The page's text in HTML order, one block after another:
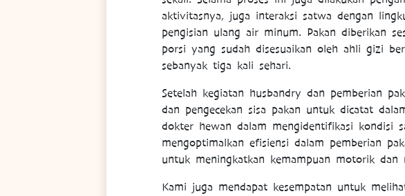
aktivitasnya, juga interaksi satwa dengan
pengisian ulang air minum. Pakan diberikan
porsi yang sudah disesuaikan oleh ahli gizi
sebanyak tiga kali sehari.
Setelah kegiatan husbandry dan pemberian
dan pengecekan sisa pakan untuk dicatat
dokter hewan dalam mengidentifikasi kondisi
mengoptimalkan efisiensi dalam pemberian
untuk meningkatkan kemampuan motorik dan
Kami juga mendapat kesempatan untuk